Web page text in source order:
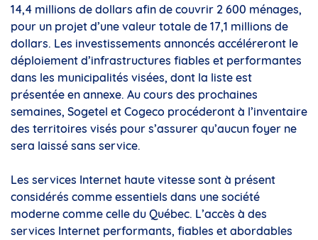
14,4 millions de dollars afin de couvrir 2 600 ménages,
pour un projet d’une valeur totale de 17,1 millions de
dollars. Les investissements annoncés accéléreront le
déploiement d’infrastructures fiables et performantes
dans les municipalités visées, dont la liste est
présentée en annexe. Au cours des prochaines
semaines, Sogetel et Cogeco procéderont à l’inventaire
des territoires visés pour s’assurer qu’aucun foyer ne
sera laissé sans service.
Les services Internet haute vitesse sont à présent
considérés comme essentiels dans une société
moderne comme celle du Québec. L’accès à des
services Internet performants, fiables et abordables